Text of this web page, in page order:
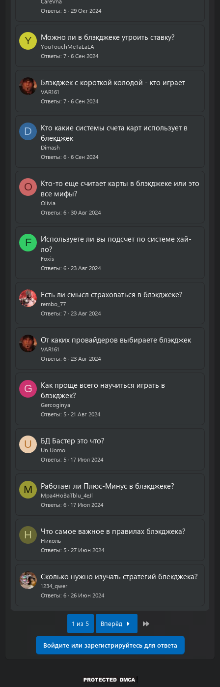
Ответы 5 29 Окт 2024
Y Можно ли в блэкджеке утроить ставку?
YouTouchMeTaLaLA
Ответы 7 6 Сен 2024
Блэкджек с короткой колодой - кто играет
VAR161
Ответы 7 6 Сен 2024
D
Кто какие системы счета карт использует в
блекджек
Dimash
Ответы 6 6 Сен 2024
O
Кто-то еще считает карты в блэкджеке или это
все мифы?
Olivia
Ответы 6 30 Авг 2024
F
Используете ли вы подсчет по системе хай-
ло?
Foxis
Ответы 6 23 Авг 2024
Есть ли смысл страховаться в блэкджеке?
rembo_77
Ответы 7 23 Авг 2024
От каких провайдеров выбираете блэкджек
VAR161
Ответы 6 23 Авг 2024
G
Как проще всего научиться играть в
блэкджек?
Gercoginya
Ответы 5 21 Авг 2024
U БД Бастер это что?
Un Uomo
Ответы 5 17 Июл 2024
M Работает ли Плюс-Минус в блэкджеке?
Mpa4HoBaTblu_4eJl
Ответы 6 17 Июл 2024
Н Что самое важное в правилах блэкджека?
Николь
Ответы 5 27 Июн 2024
Сколько нужно изучать стратегий блекджека?
1234_qwer
Ответы 6 26 Июн 2024
1 из 5 Вперёд
Войдите или зарегистрируйтесь для ответа